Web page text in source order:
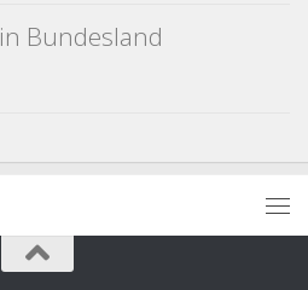
Bundesland